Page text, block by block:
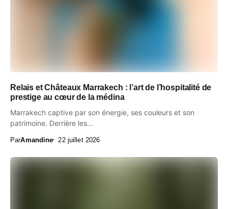
Relais et Châteaux Marrakech : l’art de l’hospitalité de
prestige au cœur de la médina
Marrakech captive par son énergie, ses couleurs et son
patrimoine. Derrière les...
ParAmandine 22 juillet 2026